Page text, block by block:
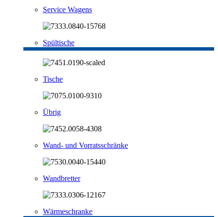
Service Wagens
Spültische
Tische
Übrig
Wand- und Vorratsschränke
Wandbretter
Wärmeschranke